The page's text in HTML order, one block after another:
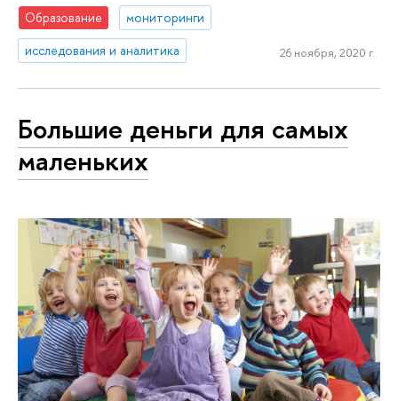
Образование
мониторинги
исследования и аналитика
26 ноября, 2020 г.
Большие деньги для самых
маленьких